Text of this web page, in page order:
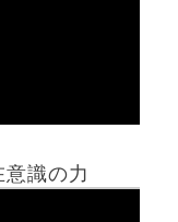
識の力